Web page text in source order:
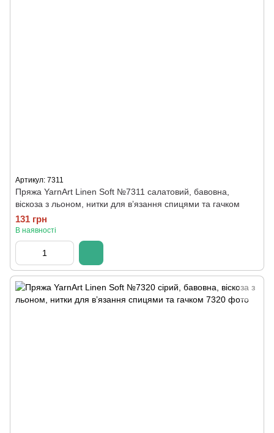
Артикул: 7311
Пряжа YarnArt Linen Soft №7311 салатовий, бавовна,
віскоза з льоном, нитки для вʼязання спицями та гачком
131 грн
В наявності